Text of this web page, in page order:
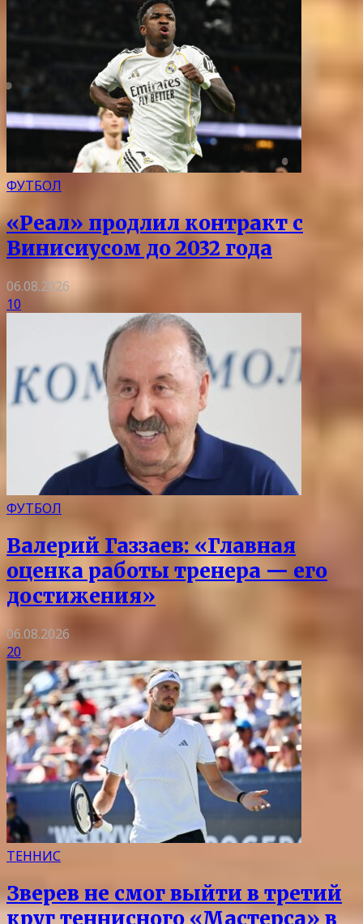
ФУТБОЛ
«Реал» продлил контракт с
Винисиусом до 2032 года
06.08.2026
10
ФУТБОЛ
Валерий Газзаев: «Главная
оценка работы тренера — его
достижения»
06.08.2026
20
ТЕННИС
Зверев не смог выйти в третий
круг теннисного «Мастерса» в